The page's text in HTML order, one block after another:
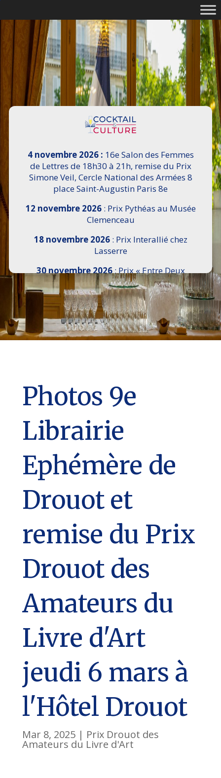
4 novembre 2026 : 16e Salon des Femmes
de Lettres de 18h30 à 21h, remise du Prix
Simone Veil, Cercle National des Armées 8
place Saint-Augustin Paris 8e
12 novembre 2026: Prix Pythéas au Musée
Clemenceau
18 novembre 2026: Prix Interallié chez
Lasserre
30 novembre 2026: Prix « Entre Deux
Rives » I Scemi Astutti au Sénat
7 décembre 2026 :16e Salon de l’Histoire de
18h30 à 21h, remise du Prix du Guesclin,
Cercle National des Armées 8 place Saint-
Augustin Paris 8e
Photos 9e
Librairie
Ephémère de
Drouot et
remise du Prix
Drouot des
Amateurs du
Livre d'Art
jeudi 6 mars à
l'Hôtel Drouot
Mar 8, 2025| Prix Drouot des
Amateurs du Livre d'Art